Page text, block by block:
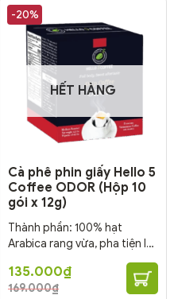
-20%
HẾT HÀNG
Cà phê phin giấy Hello 5
Coffee ODOR (Hộp 10
gói x 12g)
169.000₫
Giá
gốc
là:
135.000₫
Giá
hiện
tại
Thành phần: 100% hạt
Arabica rang vừa, pha tiện lợi,
Đất (Lâm Đồng), Buôn Mê
Thuột (Đắk Lắk) Phương